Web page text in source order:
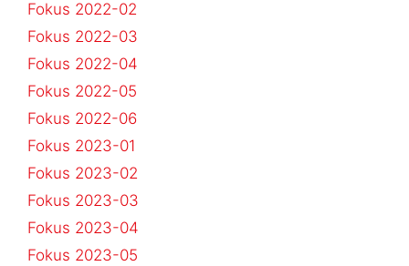
Fokus 2022-02
Fokus 2022-03
Fokus 2022-04
Fokus 2022-05
Fokus 2022-06
Fokus 2023-01
Fokus 2023-02
Fokus 2023-03
Fokus 2023-04
Fokus 2023-05